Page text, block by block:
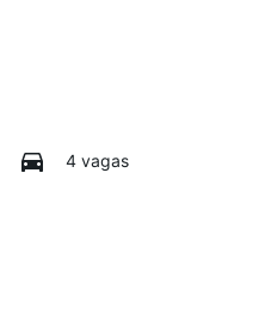
4 vagas